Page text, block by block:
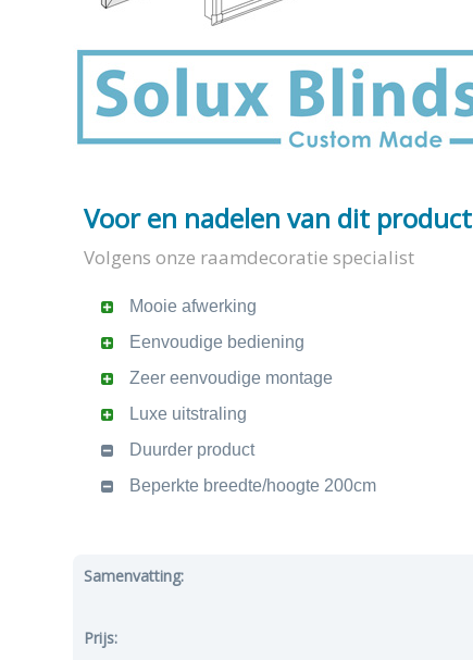
Voor en nadelen van dit product
Volgens onze raamdecoratie specialist
Mooie afwerking
Eenvoudige bediening
Zeer eenvoudige montage
Luxe uitstraling
Duurder product
Beperkte breedte/hoogte 200cm
Samenvatting:
Prijs: